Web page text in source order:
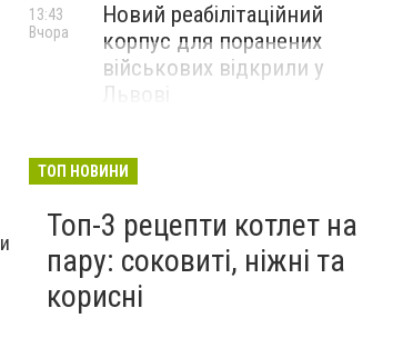
Новий реабілітаційний
корпус для поранених
військових відкрили у
Львові
13:43
Вчора
ТОП НОВИНИ
Топ-3 рецепти котлет на
пару: соковиті, ніжні та
корисні